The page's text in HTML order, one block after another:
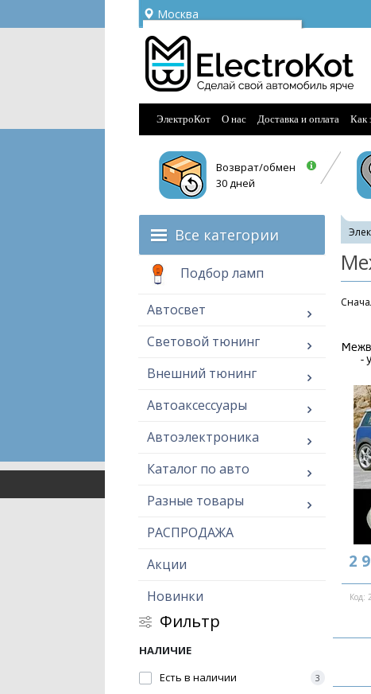
Москва
Ваш город —
Угадали?
ЭлектроКот О нас Доставка и оплата Как
Возврат/обмен
30 дней
Все категории
Подбор ламп
Автосвет
Световой тюнинг
Внешний тюнинг
Автоаксессуары
Автоэлектроника
Каталог по авто
Разные товары
РАСПРОДАЖА
Акции
Новинки
Фильтр
НАЛИЧИЕ
Есть в наличии
3
-
2
Код: